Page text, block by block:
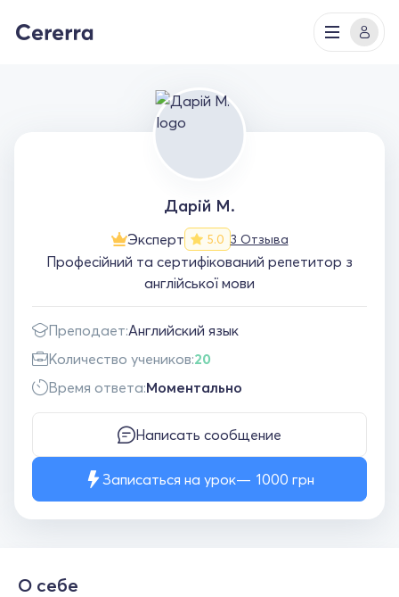
Дарій М.
Эксперт 5.0 3 Отзыва
Професійний та сертифікований репетитор з
англійської мови
Преподает:Английский язык
Количество учеников:20
Время ответа:Моментально
Написать сообщение
Записаться на урок 1000 грн
О себе